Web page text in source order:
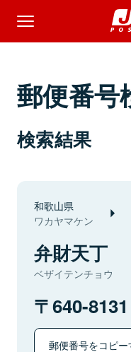
郵便番号
検索結果
和歌山県
ワカヤマケン
弁財天丁
ベザイテンチョウ
640-8131
郵便番号をコピー